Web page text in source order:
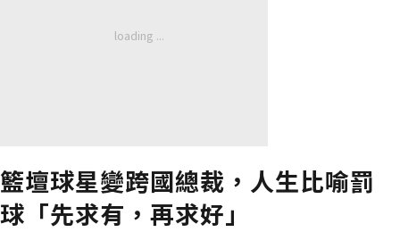
籃壇球星變跨國總裁，人生比喻罰
球「先求有，再求好」